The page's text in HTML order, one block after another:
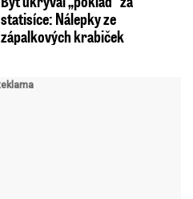
statisíce: Nálepky ze
zápalkových krabiček